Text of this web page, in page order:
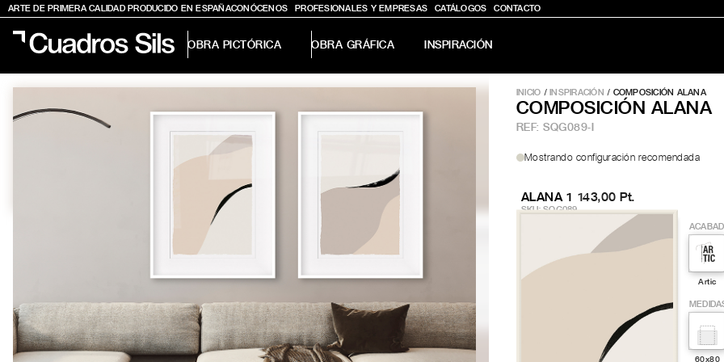
ARTE DE PRIMERA CALIDAD PRODUCIDO EN ESPAÑACONÓCENOS PROFESIONALES Y EMPRESAS CATÁLOGOS CONTACTO
OBRA PICTÓRICA OBRA GRÁFICA INSPIRACIÓN
Obra Pictórica
Obra Gráfica
INICIO /INSPIRACIÓN / COMPOSICIÓN ALANA
COMPOSICIÓN ALANA
REF:SQG089-I
Mostrando configuración recomendada
ALANA 1
SKU: SQG089
143,00 Pt.
Artic
60x80